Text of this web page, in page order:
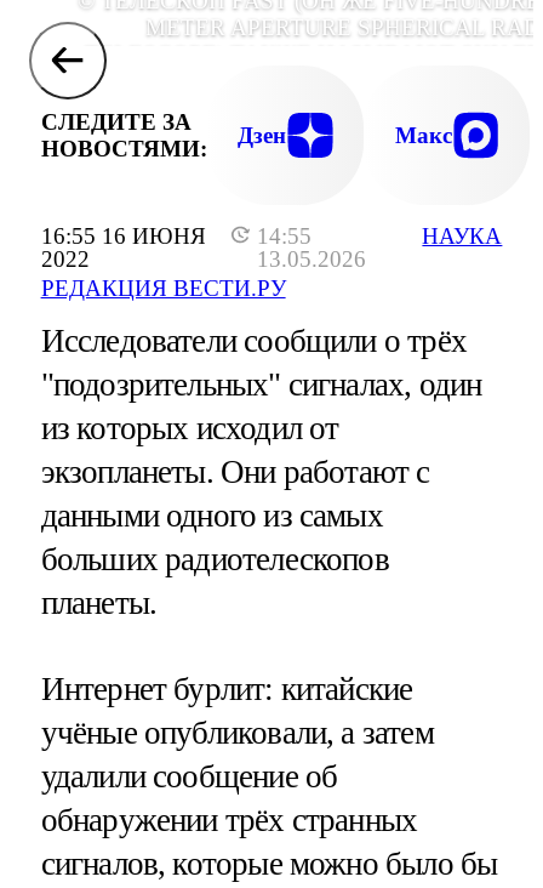
16:55 16 ИЮНЯ
2022
14:55
13.05.2026
РЕДАКЦИЯ ВЕСТИ.РУ
НАУКА
METER APERTURE SPHERICAL
TELESCOPE) ТАКЖЕ НАЗЫВАЮТ SKY
ИЛИ "НЕБЕСНЫЙ ГЛАЗ"., ФОТО OU
XINHUA/ZUMA/
СЛЕДИТЕ ЗА
НОВОСТЯМИ:
Дзен Макс
Исследователи сообщили о трёх
"подозрительных" сигналах, один
из которых исходил от
экзопланеты. Они работают с
данными одного из самых
больших радиотелескопов
планеты.
Интернет бурлит: китайские
учёные опубликовали, а затем
удалили сообщение об
обнаружении трёх странных
сигналов, которые можно было бы